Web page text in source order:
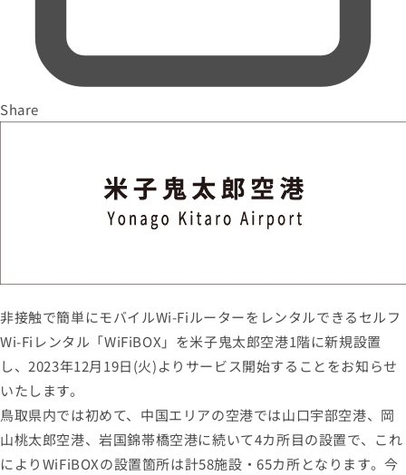
Share
非接触で簡単にモバイルWi-Fiルーターをレンタルできるセルフ
Wi-Fiレンタル「WiFiBOX」を米子鬼太郎空港1階に新規設置
し、2023年12月19日(火)よりサービス開始することをお知らせ
いたします。
鳥取県内では初めて、中国エリアの空港では山口宇部空港、岡
山桃太郎空港、岩国錦帯橋空港に続いて4カ所目の設置で、これ
によりWiFiBOXの設置箇所は計58施設・65カ所となります。今